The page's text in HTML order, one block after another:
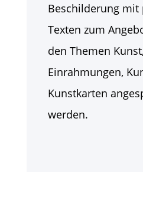
Beschilderung mit
Texten zum
den Themen Kunst,
Einrahmungen,
Kunstkarten
werden.